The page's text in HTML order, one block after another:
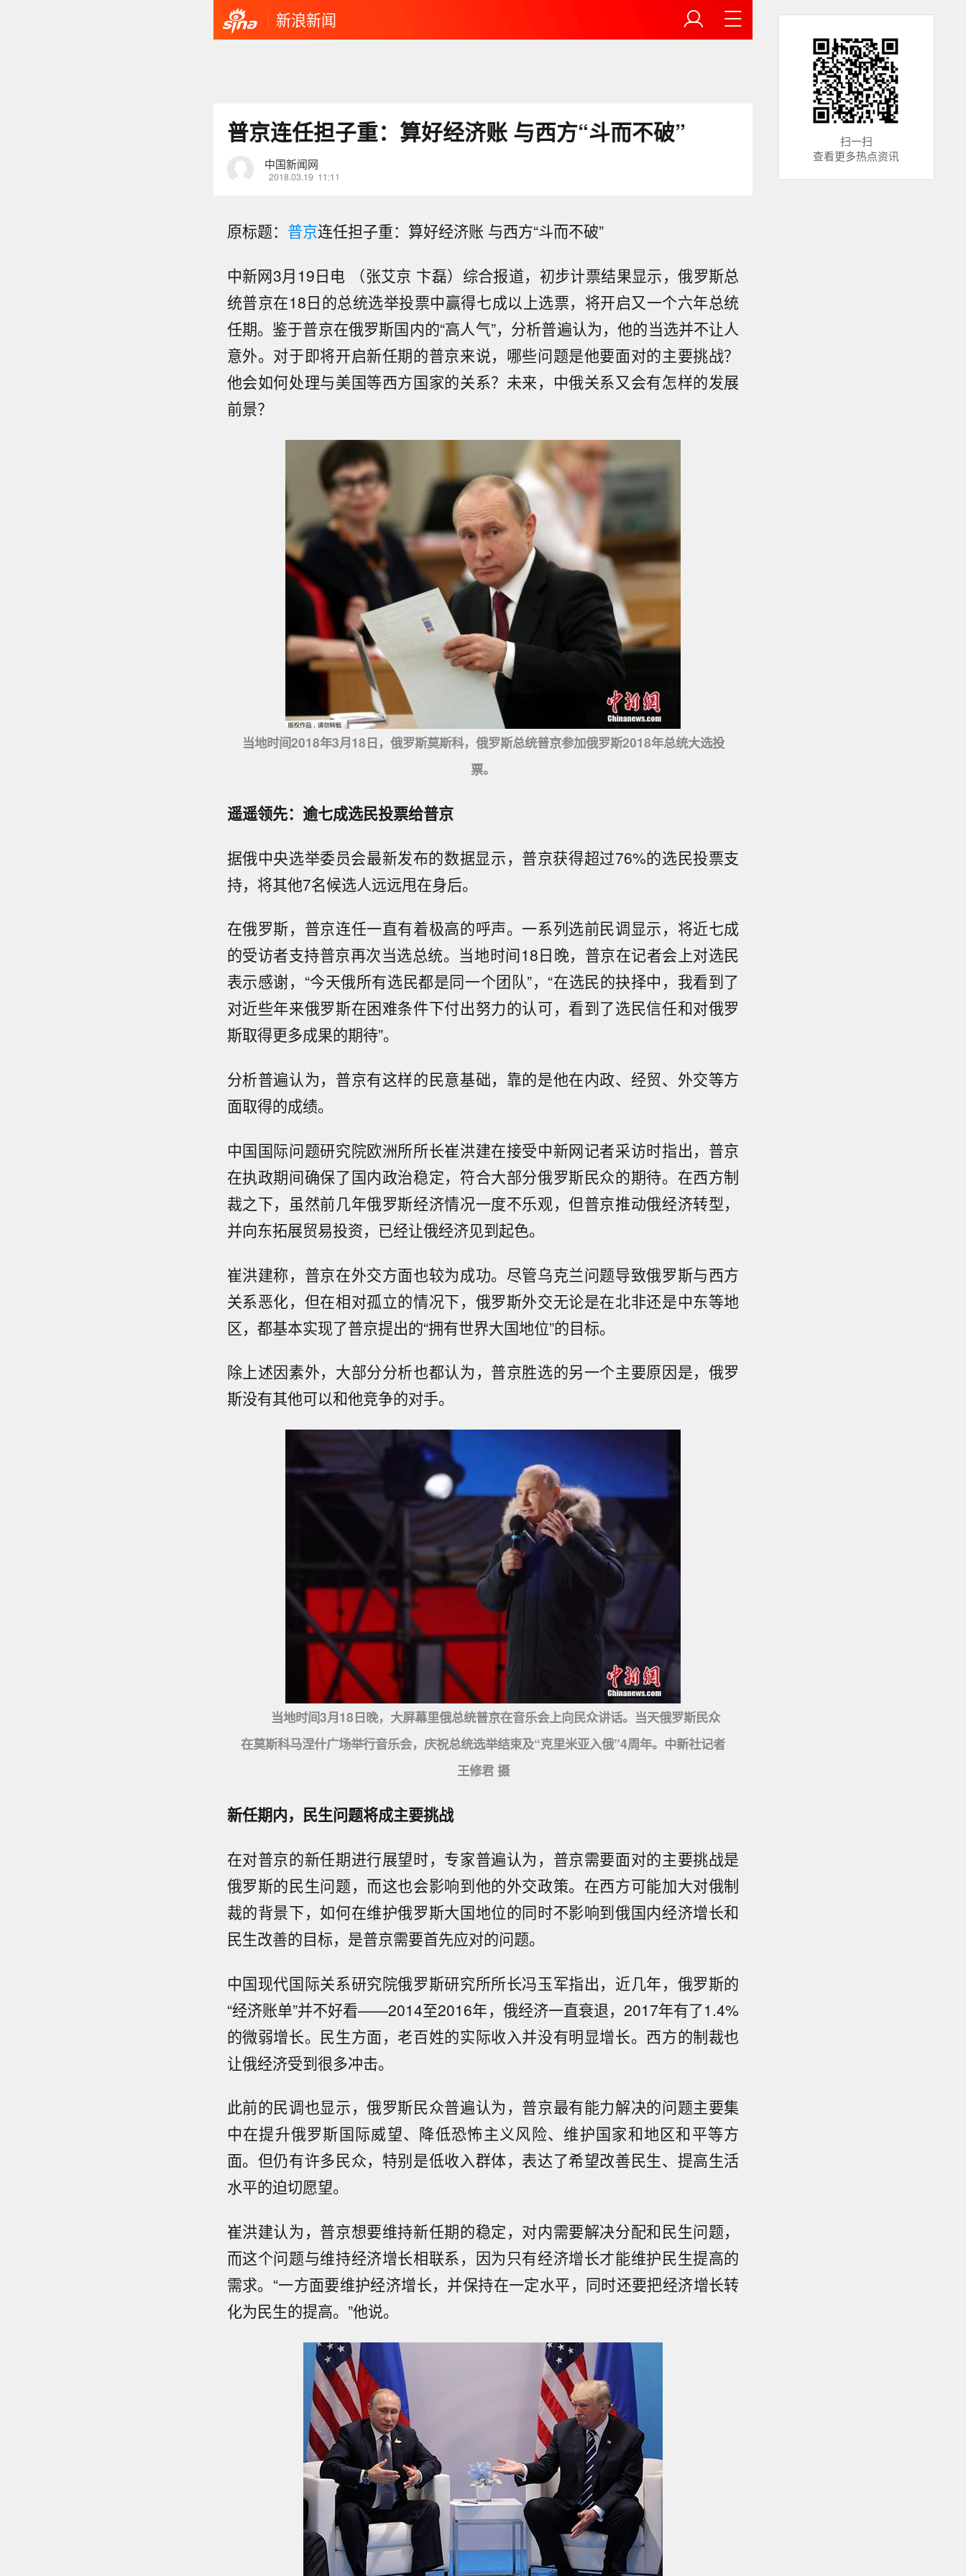
新浪新闻
普京连任担子重：算好经济账 与西方“斗而不破”
中国新闻网
2018.03.19 11:11
原标题： 普京连任担子重：算好经济账 与西方“斗而不破”
中新网3月19日电 （张艾京 卞磊）综合报道，初步计票结果显示，俄罗斯总
统普京在18日的总统选举投票中赢得七成以上选票，将开启又一个六年总统
任期。鉴于普京在俄罗斯国内的“高人气”，分析普遍认为，他的当选并不让人
意外。对于即将开启新任期的普京来说，哪些问题是他要面对的主要挑战？
他会如何处理与美国等西方国家的关系？未来，中俄关系又会有怎样的发展
前景？
当地时间2018年3月18日，俄罗斯莫斯科，俄罗斯总统普京参加俄罗斯2018年总统大选投
票。
遥遥领先：逾七成选民投票给普京
据俄中央选举委员会最新发布的数据显示，普京获得超过76%的选民投票支
持，将其他7名候选人远远甩在身后。
在俄罗斯，普京连任一直有着极高的呼声。一系列选前民调显示，将近七成
的受访者支持普京再次当选总统。当地时间18日晚，普京在记者会上对选民
表示感谢，“今天俄所有选民都是同一个团队”，“在选民的抉择中，我看到了
对近些年来俄罗斯在困难条件下付出努力的认可，看到了选民信任和对俄罗
斯取得更多成果的期待”。
分析普遍认为，普京有这样的民意基础，靠的是他在内政、经贸、外交等方
面取得的成绩。
中国国际问题研究院欧洲所所长崔洪建在接受中新网记者采访时指出，普京
在执政期间确保了国内政治稳定，符合大部分俄罗斯民众的期待。在西方制
裁之下，虽然前几年俄罗斯经济情况一度不乐观，但普京推动俄经济转型，
并向东拓展贸易投资，已经让俄经济见到起色。
崔洪建称，普京在外交方面也较为成功。尽管乌克兰问题导致俄罗斯与西方
关系恶化，但在相对孤立的情况下，俄罗斯外交无论是在北非还是中东等地
区，都基本实现了普京提出的“拥有世界大国地位”的目标。
除上述因素外，大部分分析也都认为，普京胜选的另一个主要原因是，俄罗
斯没有其他可以和他竞争的对手。
当地时间3月18日晚，大屏幕里俄总统普京在音乐会上向民众讲话。当天俄罗斯民众
在莫斯科马涅什广场举行音乐会，庆祝总统选举结束及“克里米亚入俄”4周年。中新社记者
王修君 摄
新任期内，民生问题将成主要挑战
在对普京的新任期进行展望时，专家普遍认为，普京需要面对的主要挑战是
俄罗斯的民生问题，而这也会影响到他的外交政策。在西方可能加大对俄制
裁的背景下，如何在维护俄罗斯大国地位的同时不影响到俄国内经济增长和
民生改善的目标，是普京需要首先应对的问题。
中国现代国际关系研究院俄罗斯研究所所长冯玉军指出，近几年，俄罗斯的
“经济账单”并不好看——2014至2016年，俄经济一直衰退，2017年有了1.4%
的微弱增长。民生方面，老百姓的实际收入并没有明显增长。西方的制裁也
让俄经济受到很多冲击。
此前的民调也显示，俄罗斯民众普遍认为，普京最有能力解决的问题主要集
中在提升俄罗斯国际威望、降低恐怖主义风险、维护国家和地区和平等方
面。但仍有许多民众，特别是低收入群体，表达了希望改善民生、提高生活
水平的迫切愿望。
崔洪建认为，普京想要维持新任期的稳定，对内需要解决分配和民生问题，
而这个问题与维持经济增长相联系，因为只有经济增长才能维护民生提高的
需求。“一方面要维护经济增长，并保持在一定水平，同时还要把经济增长转
化为民生的提高。”他说。
扫一扫
查看更多热点资讯